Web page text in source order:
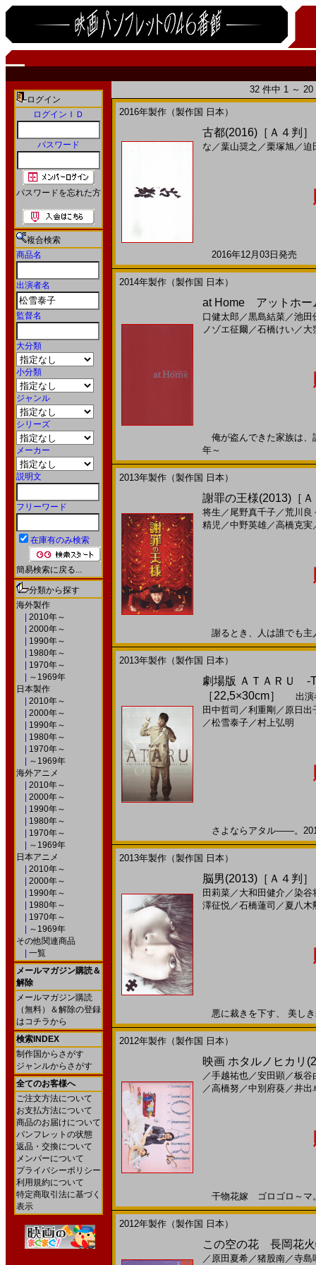
ログイン
ログインＩＤ
パスワード
パスワードを忘れた方
複合検索
商品名
出演者名
監督名
大分類
小分類
ジャンル
シリーズ
メーカー
説明文
フリーワード
在庫有のみ検索
簡易検索に戻る...
分類から探す
海外製作
2010年～
2000年～
1990年～
1980年～
1970年～
～1969年
日本製作
2010年～
2000年～
1990年～
1980年～
1970年～
～1969年
海外アニメ
2010年～
2000年～
1990年～
1980年～
1970年～
～1969年
日本アニメ
2010年～
2000年～
1990年～
1980年～
1970年～
～1969年
その他関連商品
一覧
メールマガジン購読＆
解除
メールマガジン購読
（無料）＆解除の登録
はコチラから
検索INDEX
制作国からさがす
ジャンルからさがす
全てのお客様へ
ご注文方法について
お支払方法について
商品のお届けについて
パンフレットの状態
返品・交換について
メンバーについて
プライバシーポリシー
利用規約について
特定商取引法に基づく
表示
32 件中 1 ～
2016年製作（製作国 日本）
古都(2016)［Ａ４判］
な ／葉山奨之 ／栗塚旭／迫
2016年12月03日発売
2014年製作（製作国 日本）
at Home アットホー
口健太郎 ／黒島結菜／池田
ノゾエ征爾 ／石橋けい／ 大
俺が盗んできた家族は
年～
2013年製作（製作国 日本）
謝罪の王様(2013)［
将生 ／ 尾野真千子／荒川良
精児／中野英雄／高橋克実
謝るとき、人は誰でも
2013年製作（製作国 日本）
劇場版 ＡＴＡＲＵ
［22,5×30cm］
出演
田中哲司 ／利重剛 ／ 原日出
／松雪泰子／村上弘明
さよならアタル――。
2013年製作（製作国 日本）
脳男(2013)［Ａ４判］
田莉菜／ 大和田健介 ／染谷
澤征悦／石橋蓮司 ／ 夏八木
悪に裁きを下す、 美し
2012年製作（製作国 日本）
映画 ホタルノヒカリ
／手越祐也／安田顕／板谷
／高橋努 ／中別府葵／井出
干物花嫁 ゴロゴロ～マ
2012年製作（製作国 日本）
この空の花 長岡花
／ 原田夏希／猪股南／寺島